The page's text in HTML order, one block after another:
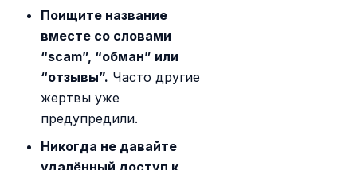
Поищите название
вместе со словами
“scam”, “обман” или
“отзывы”. Часто другие
жертвы уже
предупредили.
Никогда не давайте